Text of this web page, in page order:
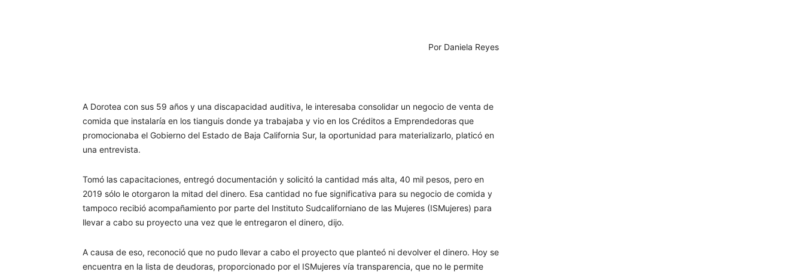
Por Daniela Reyes
A Dorotea con sus 59 años y una discapacidad auditiva, le interesaba consolidar un negocio de venta de
comida que instalaría en los tianguis donde ya trabajaba y vio en los Créditos a Emprendedoras que
promocionaba el Gobierno del Estado de Baja California Sur, la oportunidad para materializarlo, platicó en
una entrevista.
Tomó las capacitaciones, entregó documentación y solicitó la cantidad más alta, 40 mil pesos, pero en
2019 sólo le otorgaron la mitad del dinero. Esa cantidad no fue significativa para su negocio de comida y
tampoco recibió acompañamiento por parte del Instituto Sudcaliforniano de las Mujeres (ISMujeres) para
llevar a cabo su proyecto una vez que le entregaron el dinero, dijo.
A causa de eso, reconoció que no pudo llevar a cabo el proyecto que planteó ni devolver el dinero. Hoy se
encuentra en la lista de deudoras, proporcionado por el ISMujeres vía transparencia, que no le permite